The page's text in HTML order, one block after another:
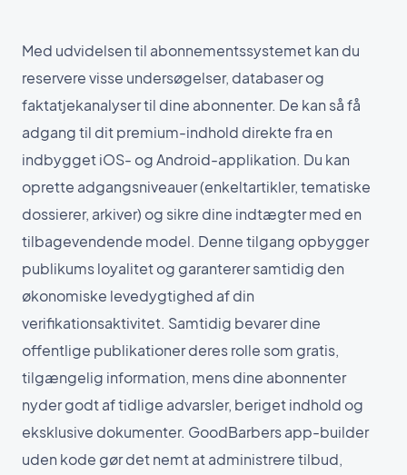
Med udvidelsen til abonnementssystemet kan du
reservere visse undersøgelser, databaser og
faktatjekanalyser til dine abonnenter. De kan så få
adgang til dit premium-indhold direkte fra en
indbygget iOS- og Android-applikation. Du kan
oprette adgangsniveauer (enkeltartikler, tematiske
dossierer, arkiver) og sikre dine indtægter med en
tilbagevendende model. Denne tilgang opbygger
publikums loyalitet og garanterer samtidig den
økonomiske levedygtighed af din
verifikationsaktivitet. Samtidig bevarer dine
offentlige publikationer deres rolle som gratis,
tilgængelig information, mens dine abonnenter
nyder godt af tidlige advarsler, beriget indhold og
eksklusive dokumenter. GoodBarbers app-builder
uden kode gør det nemt at administrere tilbud,